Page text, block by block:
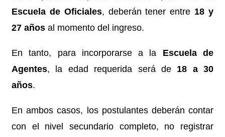
Escuela de Oficiales, deberán tener entre 18 y
27 años al momento del ingreso.
En tanto, para incorporarse a la Escuela de
Agentes, la edad requerida será de 18 a 30
años.
En ambos casos, los postulantes deberán contar
con el nivel secundario completo, no registrar